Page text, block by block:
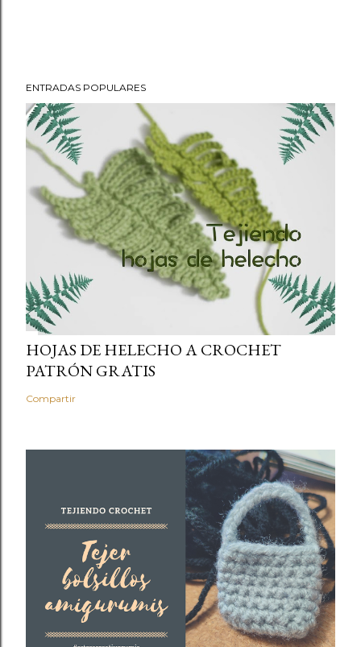
ENTRADAS POPULARES
HOJAS DE HELECHO A CROCHET
PATRÓN GRATIS
Compartir